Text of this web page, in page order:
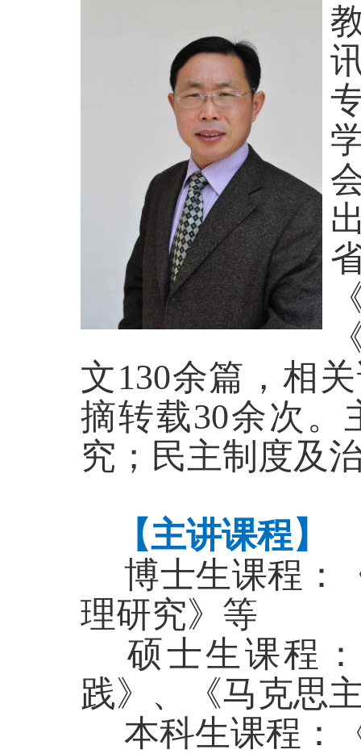
文130余篇，相
摘转载30余次。
究；民主制度及
【主讲课程】
博士生课程：
理研究》等
硕士生课程
践》、《马克思
本科生课程：